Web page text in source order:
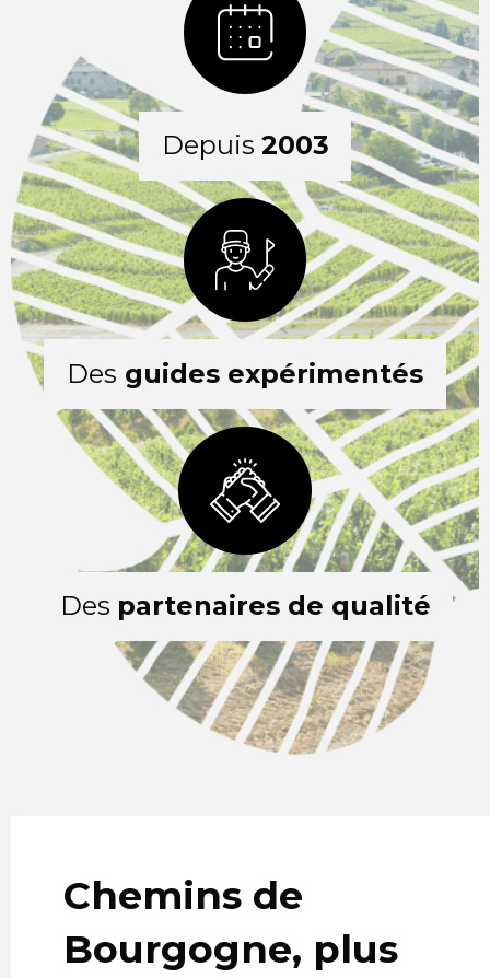
Depuis 2003
Des guides expérimentés
Des partenaires de qualité
Chemins de
Bourgogne, plus